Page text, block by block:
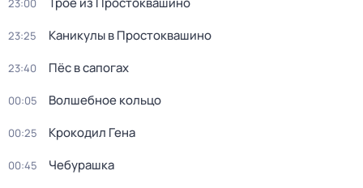
23:00
23:25 Каникулы в Простоквашино
23:40 Пёс в сапогах
00:05 Волшебное кольцо
00:25 Крокодил Гена
00:45 Чебурашка